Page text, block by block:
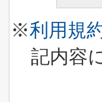
※利用規
記内容